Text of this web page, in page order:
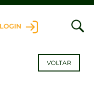
LOGIN
VOLTAR